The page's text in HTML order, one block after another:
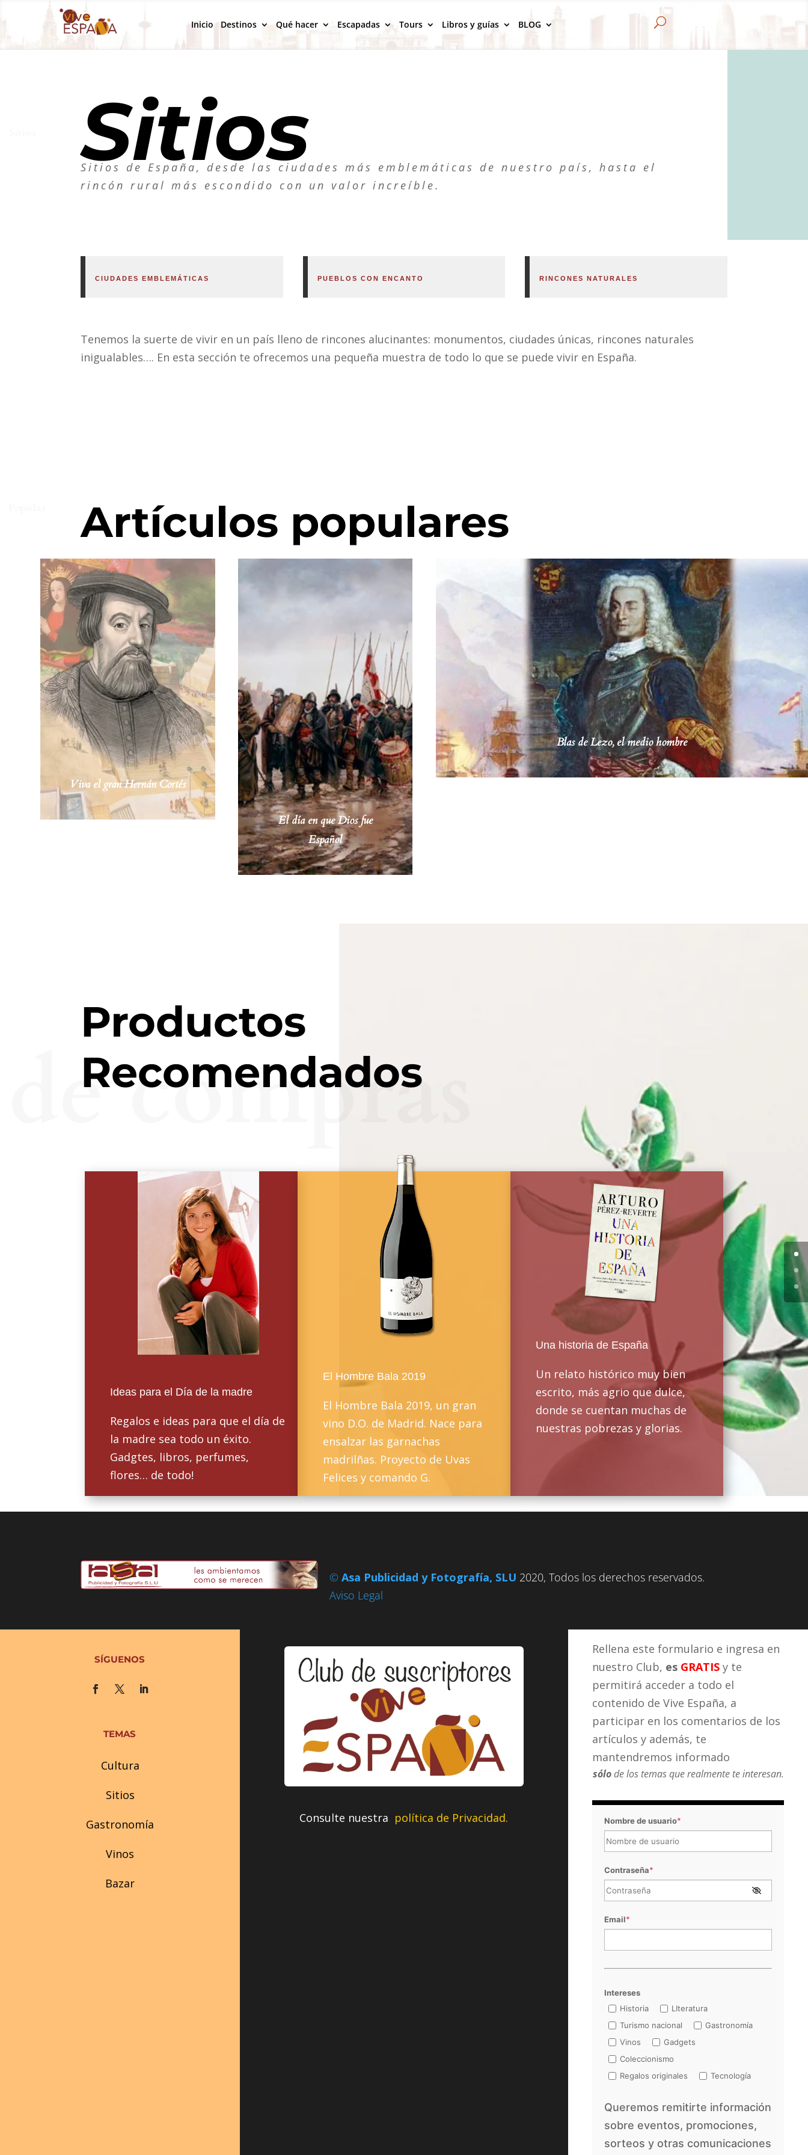
Inicio Destinos Qué hacer Escapadas Tours Libros y guías BLOG U
Sitios
Sitios de España, desde las ciudades más emblemáticas de nuestro país, hasta el
rincón rural más escondido con un valor increíble.
CIUDADES EMBLEMÁTICAS PUEBLOS CON ENCANTO RINCONES NATURALES
Tenemos la suerte de vivir en un país lleno de rincones alucinantes: monumentos, ciudades únicas, rincones naturales
inigualables…. En esta sección te ofrecemos una pequeña muestra de todo lo que se puede vivir en España.
Artículos populares
Viva el gran Hernán Cortés
El día en que Dios fue
Español
Blas de Lezo, el medio hombre
Productos
Recomendados
de compras
Ideas para el Día de la madre
Regalos e ideas para que el día de
la madre sea todo un éxito.
Gadgtes, libros, perfumes,
flores… de todo!
El Hombre Bala 2019
El Hombre Bala 2019, un gran
vino D.O. de Madrid. Nace para
ensalzar las garnachas
madrilñas. Proyecto de Uvas
Felices y comando G.
Una historia de España
Un relato histórico muy bien
escrito, más agrio que dulce,
donde se cuentan muchas de
nuestras pobrezas y glorias.
©Asa Publicidad y Fotografía, SLU 2020, Todos los derechos reservados.
Aviso Legal
SÍGUENOS
TEMAS
Cultura
Sitios
Gastronomía
Vinos
Bazar
Consulte nuestra política de Privacidad.
Rellena este formulario e ingresa en
nuestro Club, es GRATIS y te
permitirá acceder a todo el
contenido de Vive España, a
participar en los comentarios de los
artículos y además, te
mantendremos informado
sólode los temas que realmente te interesan.
Nombre de usuario*
Contraseña*
Email*
Intereses
Historia
LIteratura
Turismo nacional
Gastronomía
Vinos
Gadgets
Coleccionismo
Regalos originales
Tecnología
Queremos remitirte información
sobre eventos, promociones,
sorteos y otras comunicaciones